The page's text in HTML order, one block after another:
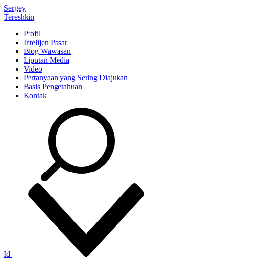
Sergey
Tereshkin
Profil
Intelijen Pasar
Blog Wawasan
Liputan Media
Video
Pertanyaan yang Sering Diajukan
Basis Pengetahuan
Kontak
Id